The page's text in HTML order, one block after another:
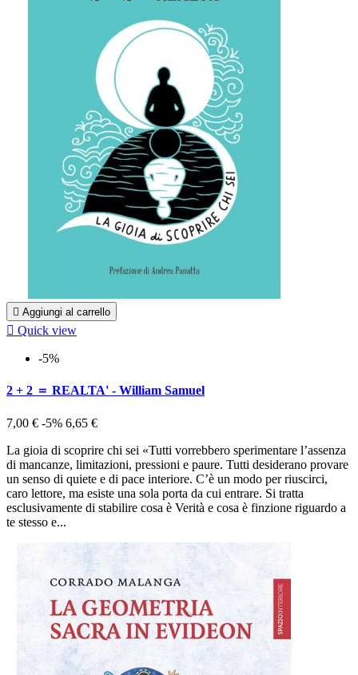
 Aggiungi al carrello
 Quick view
-5%
2 + 2 ＝ REALTA' - William Samuel
7,00 € -5% 6,65 €
La gioia di scoprire chi sei «Tutti vorrebbero sperimentare l’assenza
di mancanze, limitazioni, pressioni e paure. Tutti desiderano provare
un senso di quiete e di pace interiore. C’è un modo per riuscirci,
caro lettore, ma esiste una sola porta da cui entrare. Si tratta
esclusivamente di stabilire cosa è Verità e cosa è finzione riguardo a
te stesso e...